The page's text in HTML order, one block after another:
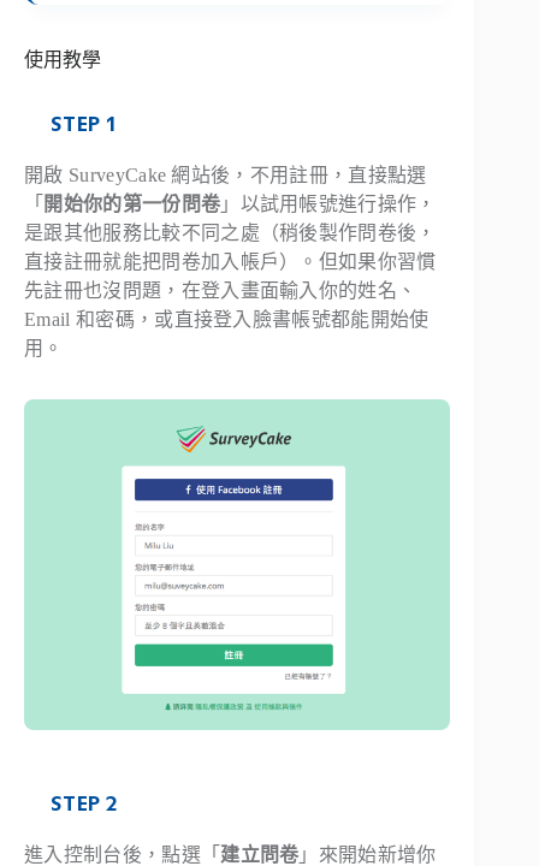
使用教學
STEP 1
開啟 SurveyCake 網站後，不用註冊，直接點選
「 開始你的第一份問卷」以試用帳號進行操作，
是跟其他服務比較不同之處（稍後製作問卷後，
直接註冊就能把問卷加入帳戶）。但如果你習慣
先註冊也沒問題，在登入畫面輸入你的姓名、
Email 和密碼，或直接登入臉書帳號都能開始使
用。
STEP 2
進入控制台後，點選「 建立問卷」來開始新增你